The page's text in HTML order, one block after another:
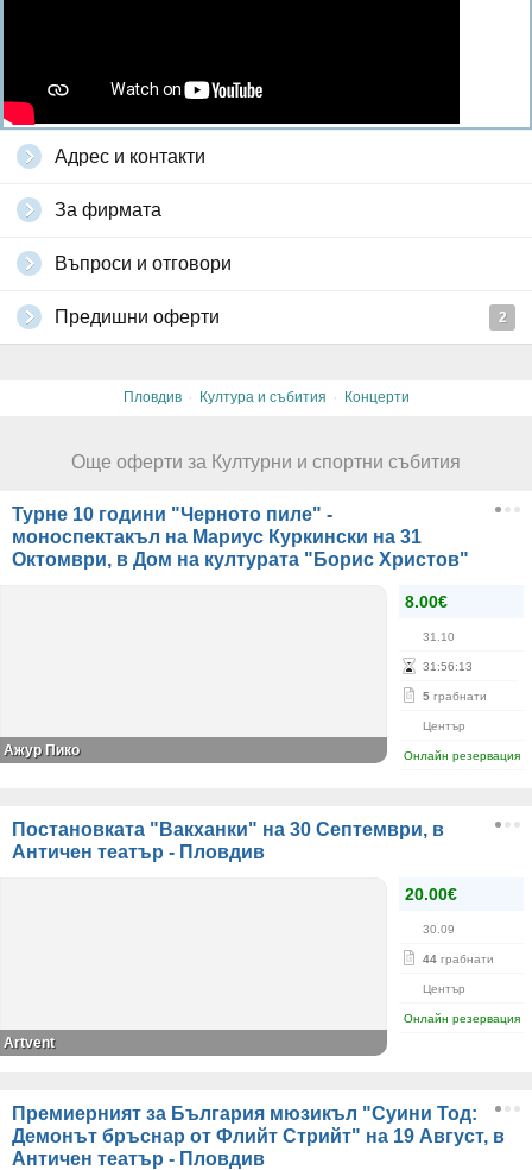
Адрес и контакти
За фирмата
Въпроси и отговори
Предишни оферти 2
Пловдив · Култура и събития · Концерти
Още оферти за Културни и спортни събития
Турне 10 години "Черното пиле" -
моноспектакъл на Мариус Куркински на 31
Октомври, в Дом на културата "Борис Христов"
8.00€
31.10
31 :56:13
5 грабнати
Център
Онлайн резервация
Ажур Пико
Постановката "Вакханки" на 30 Септември, в
Античен театър - Пловдив
20.00€
30.09
44 грабнати
Център
Онлайн резервация
Artvent
Премиерният за България мюзикъл "Суини Тод:
Демонът бръснар от Флийт Стрийт" на 19 Август, в
Античен театър - Пловдив